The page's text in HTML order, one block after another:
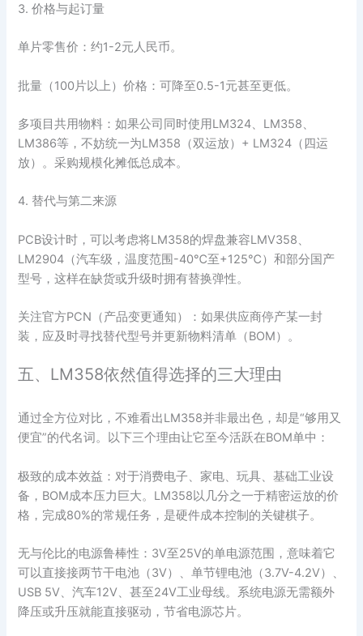
3. 价格与起订量
单片零售价：约1-2元人民币。
批量（100片以上）价格：可降至0.5-1元甚至更低。
多项目共用物料：如果公司同时使用LM324、LM358、
LM386等，不妨统一为LM358（双运放）+ LM324（四运
放）。采购规模化摊低总成本。
4. 替代与第二来源
PCB设计时，可以考虑将LM358的焊盘兼容LMV358、
LM2904（汽车级，温度范围-40℃至+125℃）和部分国产
型号，这样在缺货或升级时拥有替换弹性。
关注官方PCN（产品变更通知）：如果供应商停产某一封
装，应及时寻找替代型号并更新物料清单（BOM）。
五、LM358依然值得选择的三大理由
通过全方位对比，不难看出LM358并非最出色，却是“够用又
便宜”的代名词。以下三个理由让它至今活跃在BOM单中：
极致的成本效益：对于消费电子、家电、玩具、基础工业设
备，BOM成本压力巨大。LM358以几分之一于精密运放的价
格，完成80%的常规任务，是硬件成本控制的关键棋子。
无与伦比的电源鲁棒性：3V至25V的单电源范围，意味着它
可以直接接两节干电池（3V）、单节锂电池（3.7V-4.2V）、
USB 5V、汽车12V、甚至24V工业母线。系统电源无需额外
降压或升压就能直接驱动，节省电源芯片。